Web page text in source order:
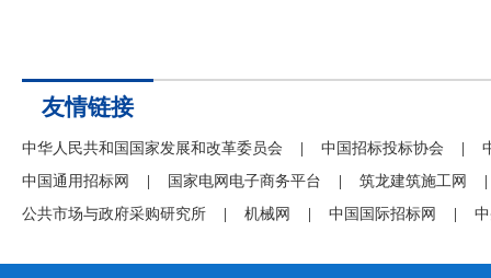
友情链接
中华人民共和国国家发展和改革委员会 中国招标投标协会
中国通用招标网
国家电网电子商务平台 筑龙建筑施工网
公共市场与政府采购研究所
机械网 中国国际招标网